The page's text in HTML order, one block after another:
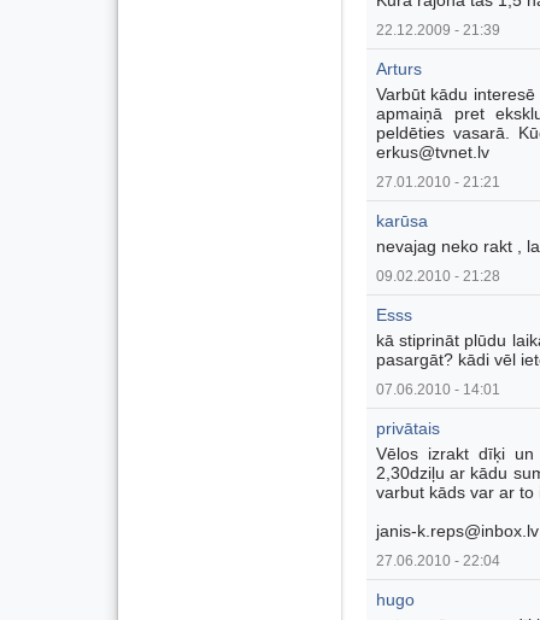
22.12.2009 - 21:39
Arturs
Varbūt kādu
apmaiņā pret
peldēties vasarā.
erkus@tvnet.lv
27.01.2010 - 21:21
karūsa
nevajag neko rakt ,
09.02.2010 - 21:28
Esss
kā stiprināt plūdu
pasargāt? kādi vēl
07.06.2010 - 14:01
privātais
Vēlos izrakt dīķi un
2,30dziļu ar kādu
varbut kāds var ar to
janis-k.reps@inbox.lv
27.06.2010 - 22:04
hugo